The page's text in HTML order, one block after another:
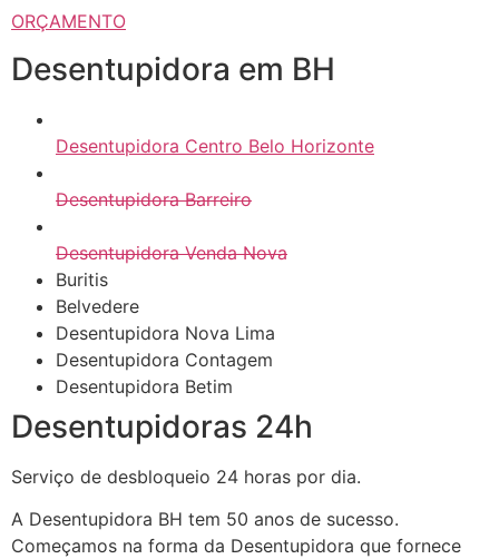
ORÇAMENTO
Desentupidora em BH
Desentupidora Centro Belo Horizonte
Desentupidora Barreiro
Desentupidora Venda Nova
Buritis
Belvedere
Desentupidora Nova Lima
Desentupidora Contagem
Desentupidora Betim
Desentupidoras 24h
Serviço de desbloqueio 24 horas por dia.
A Desentupidora BH tem 50 anos de sucesso.
Começamos na forma da Desentupidora que fornece